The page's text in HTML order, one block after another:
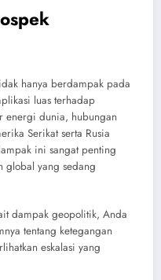
hanya berdampak pada
luas terhadap
energi dunia, hubungan
Serikat serta Rusia
ini sangat penting
global yang sedang
dampak geopolitik, Anda
tentang ketegangan
eskalasi yang